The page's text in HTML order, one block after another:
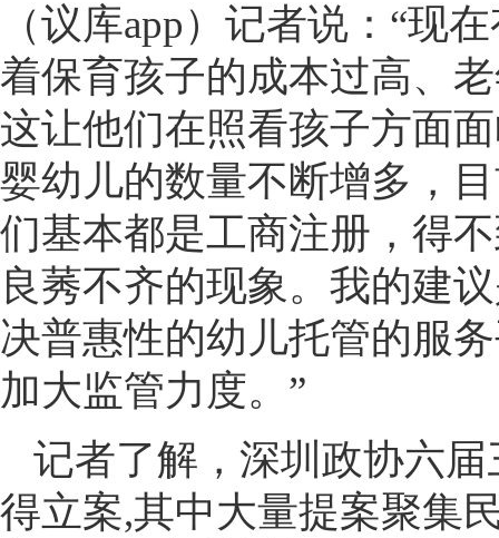
（议库app）记者说：“现
着保育孩子的成本过高、
这让他们在照看孩子方面
婴幼儿的数量不断增多，
们基本都是工商注册，得
良莠不齐的现象。我的建
决普惠性的幼儿托管的服
加大监管力度。”
记者了解，深圳政协六
得立案,其中大量提案聚集